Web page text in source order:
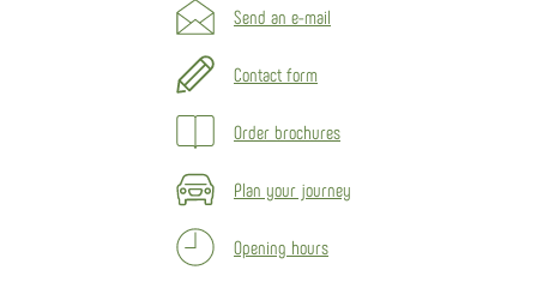
Send an e-mail
Contact form
Order brochures
Plan your journey
Opening hours